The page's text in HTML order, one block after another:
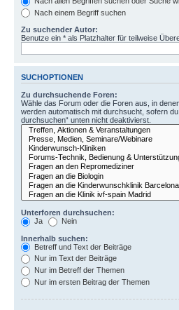
Nach einem Begriff suchen
Zu suchender Autor:
Benutze ein * als Platzhalter für teilweise
SUCHOPTIONEN
Zu durchsuchende Foren:
Wähle das Forum oder die Foren aus, in
werden automatisch mit durchsucht, sofern
durchsuchen“ unten nicht deaktivierst.
Unterforen durchsuchen:
Ja
Nein
Innerhalb suchen:
Betreff und Text der Beiträge
Nur im Text der Beiträge
Nur im Betreff der Themen
Nur im ersten Beitrag der Themen